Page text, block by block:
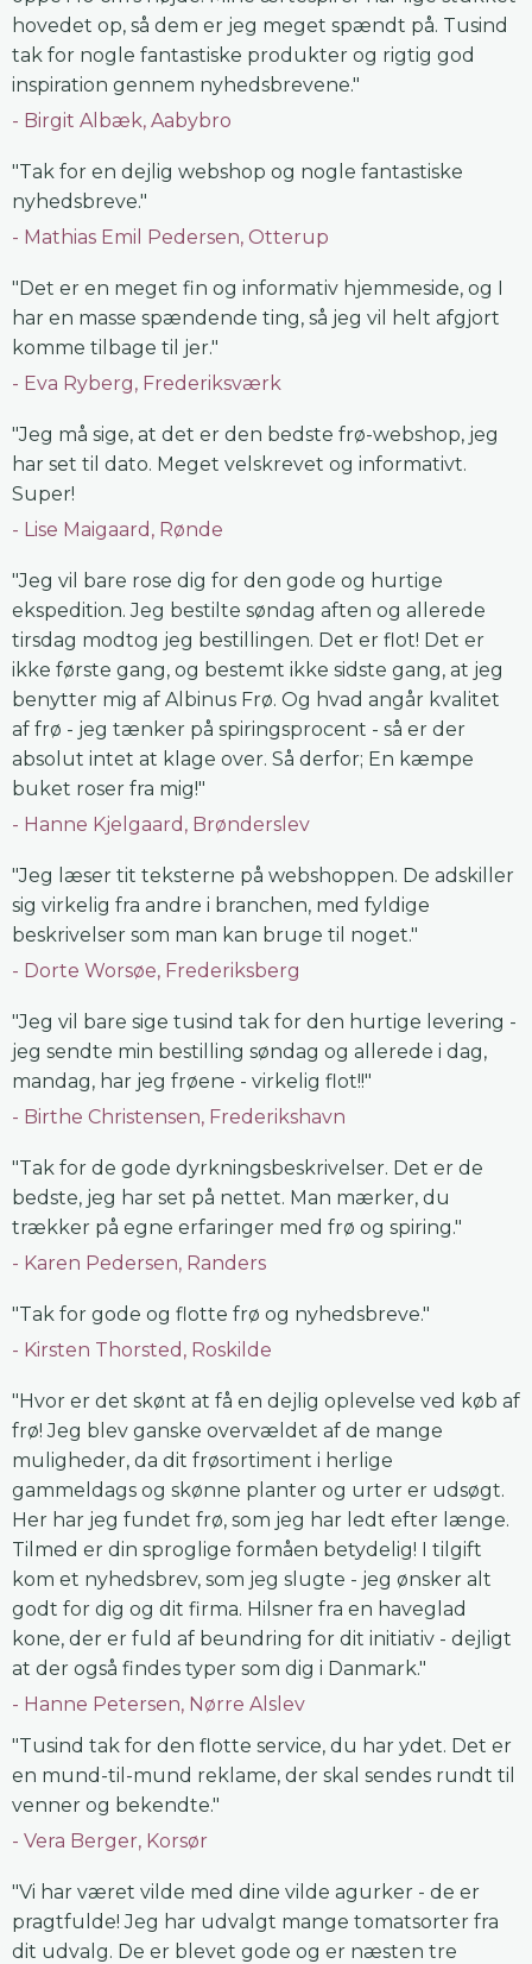
hovedet op, så dem er jeg meget spændt på. Tusind
tak for nogle fantastiske produkter og rigtig god
inspiration gennem nyhedsbrevene."
Birgit Albæk, Aabybro
"Tak for en dejlig webshop og nogle fantastiske
nyhedsbreve."
Mathias Emil Pedersen, Otterup
"Det er en meget fin og informativ hjemmeside, og I
har en masse spændende ting, så jeg vil helt afgjort
komme tilbage til jer."
Eva Ryberg, Frederiksværk
"Jeg må sige, at det er den bedste frø-webshop, jeg
har set til dato. Meget velskrevet og informativt.
Super!
Lise Maigaard, Rønde
"Jeg vil bare rose dig for den gode og hurtige
ekspedition. Jeg bestilte søndag aften og allerede
tirsdag modtog jeg bestillingen. Det er flot! Det er
ikke første gang, og bestemt ikke sidste gang, at jeg
benytter mig af Albinus Frø. Og hvad angår kvalitet
af frø - jeg tænker på spiringsprocent - så er der
absolut intet at klage over. Så derfor; En kæmpe
buket roser fra mig!"
Hanne Kjelgaard, Brønderslev
"Jeg læser tit teksterne på webshoppen. De adskiller
sig virkelig fra andre i branchen, med fyldige
beskrivelser som man kan bruge til noget."
Dorte Worsøe, Frederiksberg
"Jeg vil bare sige tusind tak for den hurtige levering -
jeg sendte min bestilling søndag og allerede i dag,
mandag, har jeg frøene - virkelig flot!!"
Birthe Christensen, Frederikshavn
"Tak for de gode dyrkningsbeskrivelser. Det er de
bedste, jeg har set på nettet. Man mærker, du
trækker på egne erfaringer med frø og spiring."
Karen Pedersen, Randers
"Tak for gode og flotte frø og nyhedsbreve."
Kirsten Thorsted, Roskilde
"Hvor er det skønt at få en dejlig oplevelse ved køb af
frø! Jeg blev ganske overvældet af de mange
muligheder, da dit frøsortiment i herlige
gammeldags og skønne planter og urter er udsøgt.
Her har jeg fundet frø, som jeg har ledt efter længe.
Tilmed er din sproglige formåen betydelig! I tilgift
kom et nyhedsbrev, som jeg slugte - jeg ønsker alt
godt for dig og dit firma. Hilsner fra en haveglad
kone, der er fuld af beundring for dit initiativ - dejligt
at der også findes typer som dig i Danmark."
Hanne Petersen, Nørre Alslev
"Tusind tak for den flotte service, du har ydet. Det er
en mund-til-mund reklame, der skal sendes rundt til
venner og bekendte."
Vera Berger, Korsør
"Vi har været vilde med dine vilde agurker - de er
pragtfulde! Jeg har udvalgt mange tomatsorter fra
dit udvalg. De er blevet gode og er næsten tre